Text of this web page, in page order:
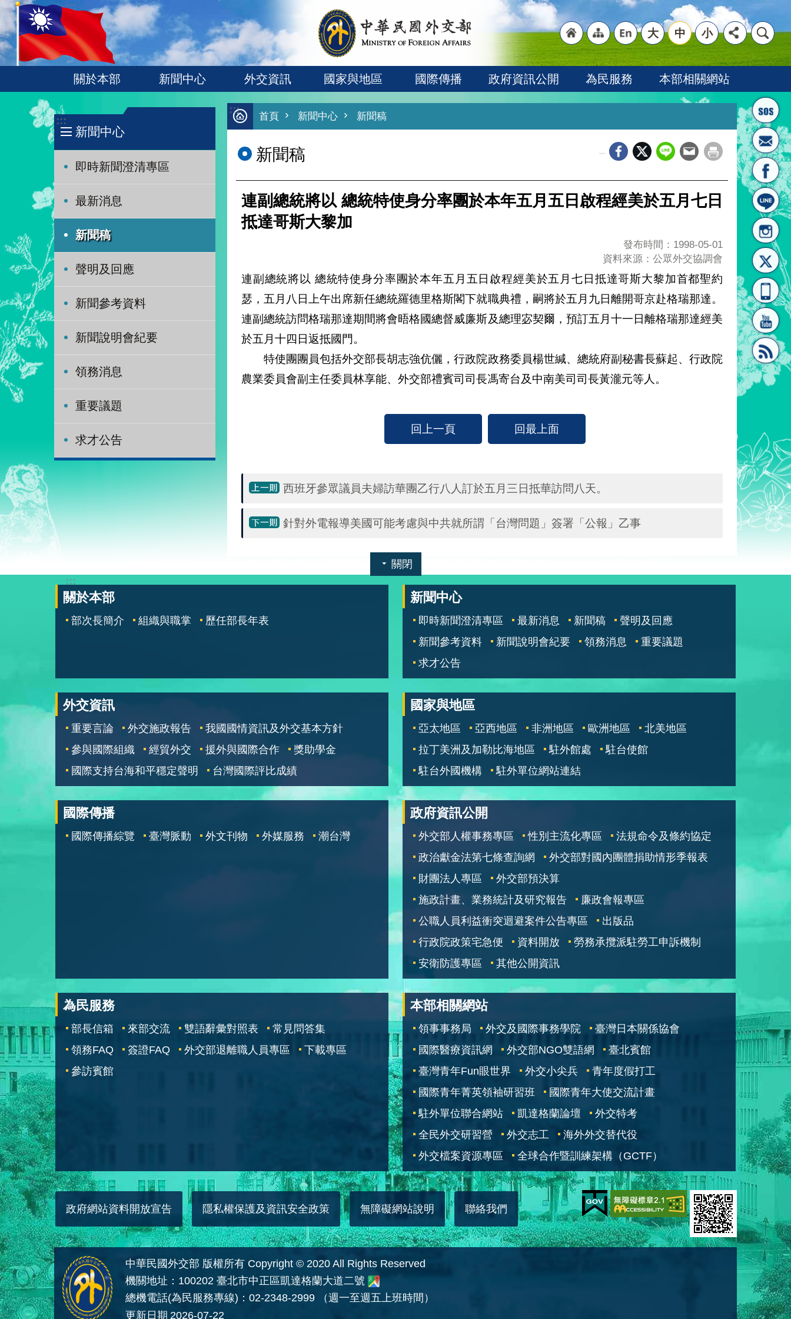
跳到主要內容區塊
:::
首頁
[連
結]"
"網
站導
覽
[連
結]"
"英
文語
系"
大 中 小
關於本部 新聞中心 外交資訊 國家與地區 國際傳播 政府資訊公開 為民服務 本部相關網站
:::
新聞中心
即時新聞澄清專區
最新消息
新聞稿
聲明及回應
新聞參考資料
新聞說明會紀要
領務消息
重要議題
求才公告
:::
首頁 新聞中心 新聞稿
新聞稿
連副總統將以 總統特使身分率團於本年五月五日啟程經美於五月七日
抵達哥斯大黎加
發布時間：1998-05-01
資料來源：公眾外交協調會
連副總統將以 總統特使身分率團於本年五月五日啟程經美於五月七日抵達哥斯大黎加首都聖約
瑟，五月八日上午出席新任總統羅德里格斯閣下就職典禮，嗣將於五月九日離開哥京赴格瑞那達。
連副總統訪問格瑞那達期間將會晤格國總督威廉斯及總理宓契爾，預訂五月十一日離格瑞那達經美
於五月十四日返抵國門。
特使團團員包括外交部長胡志強伉儷，行政院政務委員楊世緘、總統府副秘書長蘇起、行政院
農業委員會副主任委員林享能、外交部禮賓司司長馮寄台及中南美司司長黃瀧元等人。
回上一頁 回最上面
西班牙參眾議員夫婦訪華團乙行八人訂於五月三日抵華訪問八天。
針對外電報導美國可能考慮與中共就所謂「台灣問題」簽署「公報」乙事
關閉
:::
關於本部
部次長簡介 組織與職掌 歷任部長年表
新聞中心
即時新聞澄清專區 最新消息 新聞稿
聲明及回應
新聞參考資料
新聞說明會紀要 領務消息
重要議題
求才公告
外交資訊
重要言論 外交施政報告
我國國情資訊及外交基本方針
參與國際組織
經貿外交 援外與國際合作
獎助學金
國際支持台海和平穩定聲明
台灣國際評比成績
國家與地區
亞太地區 亞西地區 非洲地區 歐洲地區
北美地區
拉丁美洲及加勒比海地區
駐外館處
駐台使館
駐台外國機構
駐外單位網站連結
國際傳播
國際傳播綜覽 臺灣脈動 外文刊物 外媒服務 潮台灣
政府資訊公開
外交部人權事務專區 性別主流化專區
法規命令及條約協定
政治獻金法第七條查詢網
外交部對國內團體捐助情形季報表
財團法人專區
外交部預決算
施政計畫、業務統計及研究報告
廉政會報專區
公職人員利益衝突迴避案件公告專區
出版品
行政院政策宅急便
資料開放
勞務承攬派駐勞工申訴機制
安衛防護專區
其他公開資訊
為民服務
部長信箱 來部交流 雙語辭彙對照表
常見問答集
領務FAQ
簽證FAQ 外交部退離職人員專區
下載專區
參訪賓館
本部相關網站
領事事務局 外交及國際事務學院
臺灣日本關係協會
國際醫療資訊網
外交部NGO雙語網
臺北賓館
臺灣青年Fun眼世界
外交小尖兵
青年度假打工
國際青年菁英領袖研習班
國際青年大使交流計畫
駐外單位聯合網站
凱達格蘭論壇
外交特考
全民外交研習營
外交志工
海外外交替代役
外交檔案資源專區
全球合作暨訓練架構（GCTF）
政府網站資料開放宣告 隱私權保護及資訊安全政策 無障礙網站說明 聯絡我們
中華民國外交部 版權所有 Copyright © 2020 All Rights Reserved
機關地址：100202 臺北市中正區凱達格蘭大道二號
總機電話(為民服務專線)：02-2348-2999 （週一至週五上班時間）
更新日期 2026-07-22